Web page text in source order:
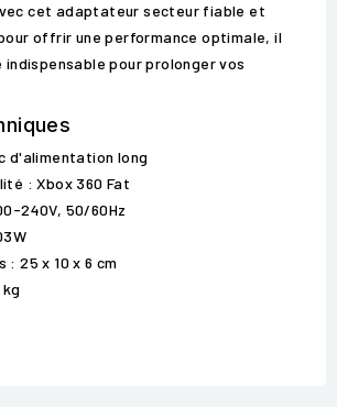
cet adaptateur secteur fiable et
offrir une performance optimale, il
pour prolonger vos
d'alimentation long
: Xbox 360 Fat
240V, 50/60Hz
: 25 x 10 x 6 cm